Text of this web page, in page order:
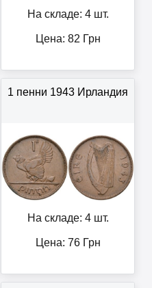
На складе: 4 шт.
Цена: 82 Грн
1 пенни 1943 Ирландия
На складе: 4 шт.
Цена: 76Грн